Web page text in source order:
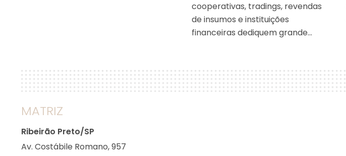
cooperativas, tradings, revendas
de insumos e instituições
financeiras dediquem grande…
MATRIZ
Ribeirão Preto/SP
Av. Costábile Romano, 957